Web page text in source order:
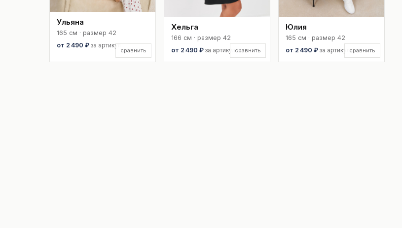
сравнить
Ульяна
165 см · размер 42
от 2 490 ₽ за артикул
сравнить
Хельга
166 см · размер 42
от 2 490 ₽ за артикул сравнить
Юлия
165 см · размер 42
от 2 490 ₽ за артикул